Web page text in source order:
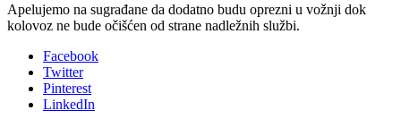
Apelujemo na sugrađane da dodatno budu oprezni u vožnji dok
kolovoz ne bude očišćen od strane nadležnih službi.
Facebook
Twitter
Pinterest
LinkedIn